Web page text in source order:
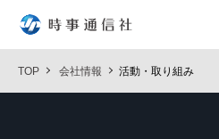
TOP 会社情報 活動・取り組み